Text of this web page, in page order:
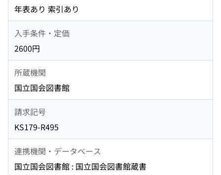
年表あり 索引あり
入手条件・定価
2600円
所蔵機関
国立国会図書館
請求記号
KS179-R495
連携機関・データベース
国立国会図書館 : 国立国会図書館蔵書